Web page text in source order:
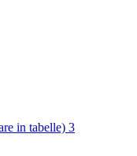
in tabelle) 3